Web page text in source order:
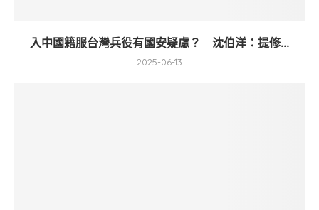
入中國籍服台灣兵役有國安疑慮？ 沈伯洋：提修...
2025-06-13